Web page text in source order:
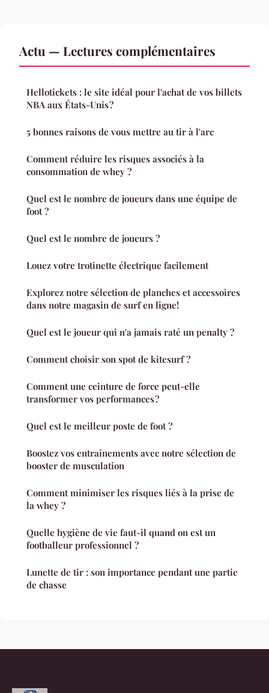
Actu — Lectures complémentaires
Hellotickets : le site idéal pour l'achat de vos billets
NBA aux États-Unis ?
5 bonnes raisons de vous mettre au tir à l'arc
Comment réduire les risques associés à la
consommation de whey ?
Quel est le nombre de joueurs dans une équipe de
foot ?
Quel est le nombre de joueurs ?
Louez votre trotinette électrique facilement
Explorez notre sélection de planches et accessoires
dans notre magasin de surf en ligne!
Quel est le joueur qui n'a jamais raté un penalty ?
Comment choisir son spot de kitesurf ?
Comment une ceinture de force peut-elle
transformer vos performances ?
Quel est le meilleur poste de foot ?
Boostez vos entraînements avec notre sélection de
booster de musculation
Comment minimiser les risques liés à la prise de
la whey ?
Quelle hygiène de vie faut-il quand on est un
footballeur professionnel ?
Lunette de tir : son importance pendant une partie
de chasse